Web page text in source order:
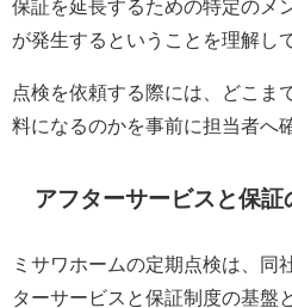
保証を延長するための特定のメ
が発生するということを理解し
点検を依頼する際には、どこま
料になるのかを事前に担当者へ
アフターサービスと保証
ミサワホームの定期点検は、同
ターサービスと保証制度の基盤